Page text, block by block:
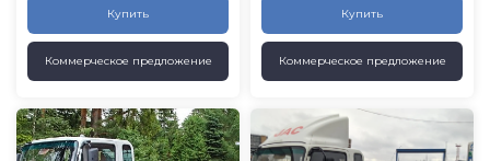
Купить
Коммерческое предложение
Купить
Коммерческое предложение